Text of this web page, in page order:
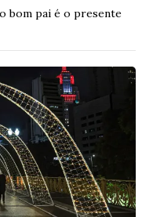
bom pai é o presente